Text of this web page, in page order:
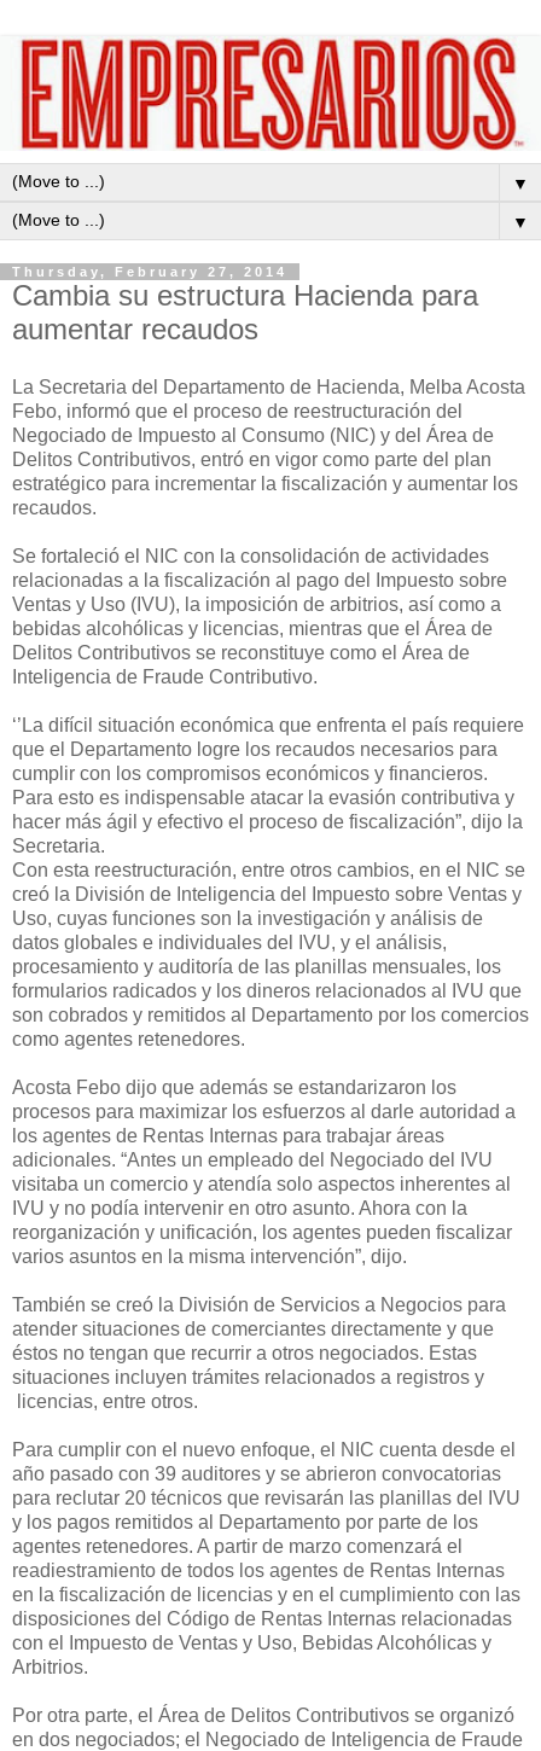
▼
▼
Thursday, February 27, 2014
Cambia su estructura Hacienda para
aumentar recaudos
La Secretaria del Departamento de Hacienda, Melba Acosta
Febo, informó que el proceso de reestructuración del
Negociado de Impuesto al Consumo (NIC) y del Área de
Delitos Contributivos, entró en vigor como parte del plan
estratégico para incrementar la fiscalización y aumentar los
recaudos.
Se fortaleció el NIC con la consolidación de actividades
relacionadas a la fiscalización al pago del Impuesto sobre
Ventas y Uso (IVU), la imposición de arbitrios, así como a
bebidas alcohólicas y licencias, mientras que el Área de
Delitos Contributivos se reconstituye como el Área de
Inteligencia de Fraude Contributivo.
‘’La difícil situación económica que enfrenta el país requiere
que el Departamento logre los recaudos necesarios para
cumplir con los compromisos económicos y financieros.
Para esto es indispensable atacar la evasión contributiva y
hacer más ágil y efectivo el proceso de fiscalización”, dijo la
Secretaria.
Con esta reestructuración, entre otros cambios, en el NIC se
creó la División de Inteligencia del Impuesto sobre Ventas y
Uso, cuyas funciones son la investigación y análisis de
datos globales e individuales del IVU, y el análisis,
procesamiento y auditoría de las planillas mensuales, los
formularios radicados y los dineros relacionados al IVU que
son cobrados y remitidos al Departamento por los comercios
como agentes retenedores.
Acosta Febo dijo que además se estandarizaron los
procesos para maximizar los esfuerzos al darle autoridad a
los agentes de Rentas Internas para trabajar áreas
adicionales. “Antes un empleado del Negociado del IVU
visitaba un comercio y atendía solo aspectos inherentes al
IVU y no podía intervenir en otro asunto. Ahora con la
reorganización y unificación, los agentes pueden fiscalizar
varios asuntos en la misma intervención”, dijo.
También se creó la División de Servicios a Negocios para
atender situaciones de comerciantes directamente y que
éstos no tengan que recurrir a otros negociados. Estas
situaciones incluyen trámites relacionados a registros y
licencias, entre otros.
Para cumplir con el nuevo enfoque, el NIC cuenta desde el
año pasado con 39 auditores y se abrieron convocatorias
para reclutar 20 técnicos que revisarán las planillas del IVU
y los pagos remitidos al Departamento por parte de los
agentes retenedores. A partir de marzo comenzará el
readiestramiento de todos los agentes de Rentas Internas
en la fiscalización de licencias y en el cumplimiento con las
disposiciones del Código de Rentas Internas relacionadas
con el Impuesto de Ventas y Uso, Bebidas Alcohólicas y
Arbitrios.
Por otra parte, el Área de Delitos Contributivos se organizó
en dos negociados; el Negociado de Inteligencia de Fraude